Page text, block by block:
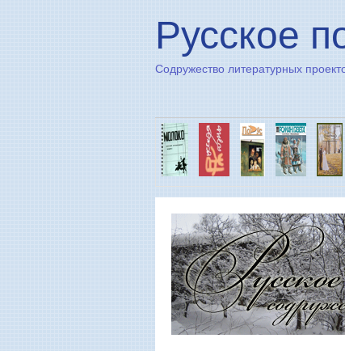
Русское
Содружество литературных